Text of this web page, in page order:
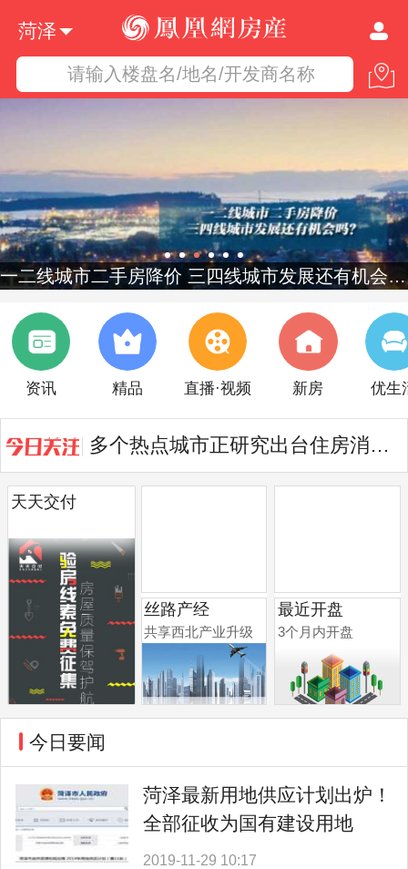
菏泽
请输入楼盘名/地名/开发商名称
一二线城市二手房降价 三四线城市发展还有机会吗？
资讯 精品 直播·视频 新房 优生
多个热点城市正研究出台住房消费提振举措
天天交付
丝路产经
共享西北产业升级
最近开盘
3个月内开盘
今日要闻
菏泽最新用地供应计划出炉！
全部征收为国有建设用地
2019-11-29 10:17